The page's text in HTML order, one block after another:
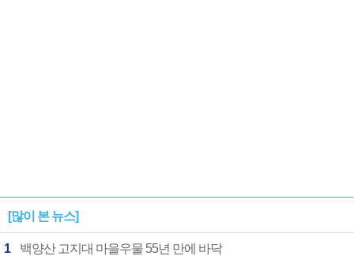
[많이 본 뉴스]
1 백양산 고지대 마을우물 55년 만에 바닥